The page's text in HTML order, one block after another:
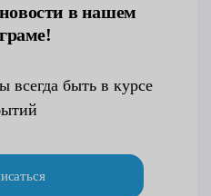
в нашем
всегда быть в курсе